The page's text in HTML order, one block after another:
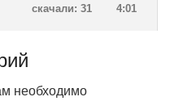
4:01
скачали: 31
необходимо